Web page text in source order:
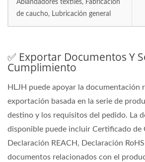
Ablandadores textiles, Fabricación
de caucho, Lubricación general
✅ Exportar Documentos Y
Cumplimiento
HLJH puede apoyar la documentación
exportación basada en la serie de
destino y los requisitos del pedido. La
disponible puede incluir Certificado de
Declaración REACH, Declaración
documentos relacionados con el